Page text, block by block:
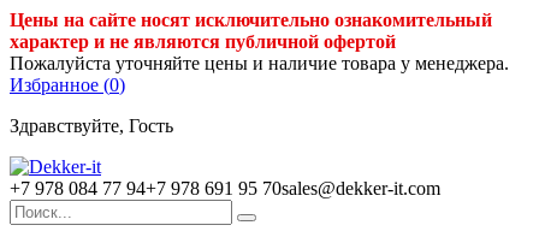
Цены на сайте носят исключительно ознакомительный
характер и не являются публичной офертой
Пожалуйста уточняйте цены и наличие товара у менеджера.
Избранное (0)
Здравствуйте, Гость
+7 978 084 77 94+7 978 691 95 70sales@dekker-it.com